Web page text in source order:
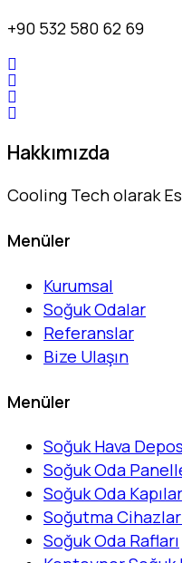
+90 532 580 62 69
Hakkımızda
Cooling Tech olarak
Menüler
Kurumsal
Soğuk Odalar
Referanslar
Bize Ulaşın
Menüler
Soğuk Hava
Soğuk Oda
Soğuk Oda
Soğutma
Soğuk Oda Rafları